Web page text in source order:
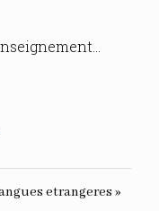
etrangeres »